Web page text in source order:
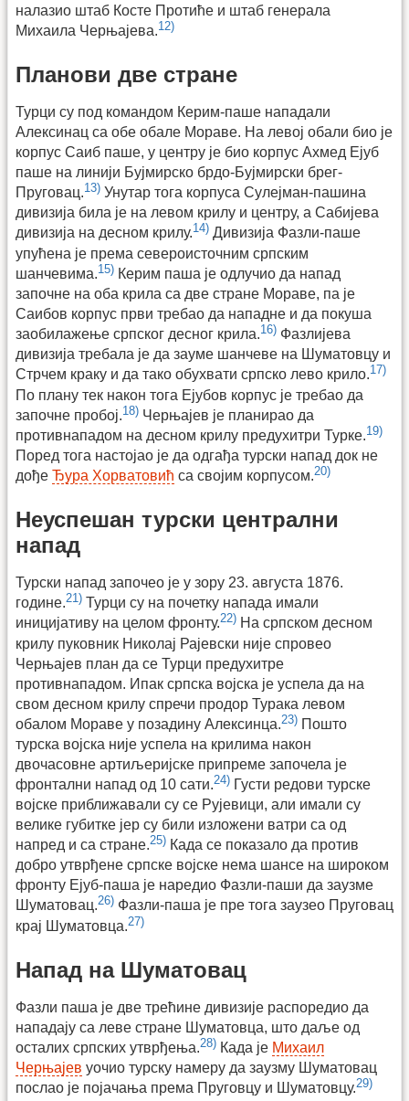
налазио штаб Косте Протиће и штаб генерала
Михаила Черњајева.12)
Планови две стране
Турци су под командом Керим-паше нападали
Алексинац са обе обале Мораве. На левој обали био је
корпус Саиб паше, у центру је био корпус Ахмед Ејуб
паше на линији Бујмирско брдо-Бујмирски брег-
Пруговац.13) Унутар тога корпуса Сулејман-пашина
дивизија била је на левом крилу и центру, а Сабијева
дивизија на десном крилу.14) Дивизија Фазли-паше
упућена је према североисточним српским
шанчевима.15) Керим паша је одлучио да напад
започне на оба крила са две стране Мораве, па је
Саибов корпус први требао да нападне и да покуша
заобилажење српског десног крила.16) Фазлијева
дивизија требала је да зауме шанчеве на Шуматовцу и
Стрчем краку и да тако обухвати српско лево крило.17)
По плану тек након тога Ејубов корпус је требао да
започне пробој.18) Черњајев је планирао да
противнападом на десном крилу предухитри Турке.19)
Поред тога настојао је да одгађа турски напад док не
дође Ђура Хорватовић са својим корпусом.20)
Неуспешан турски централни
напад
Турски напад започео је у зору 23. августа 1876.
године.21) Турци су на почетку напада имали
иницијативу на целом фронту.22) На српском десном
крилу пуковник Николај Рајевски није спровео
Черњајев план да се Турци предухитре
противнападом. Ипак српска војска је успела да на
свом десном крилу спречи продор Турака левом
обалом Мораве у позадину Алексинца.23) Пошто
турска војска није успела на крилима након
двочасовне артиљеријске припреме започела је
фронтални напад од 10 сати.24) Густи редови турске
војске приближавали су се Рујевици, али имали су
велике губитке јер су били изложени ватри са од
напред и са стране.25) Када се показало да против
добро утврђене српске војске нема шансе на широком
фронту Ејуб-паша је наредио Фазли-паши да заузме
Шуматовац.26) Фазли-паша је пре тога заузео Пруговац
крај Шуматовца.27)
Напад на Шуматовац
Фазли паша је две трећине дивизије распоредио да
нападају са леве стране Шуматовца, што даље од
осталих српских утврђења.28) Када је Михаил
Черњајев уочио турску намеру да заузму Шуматовац
послао је појачања према Пруговцу и Шуматовцу.29)